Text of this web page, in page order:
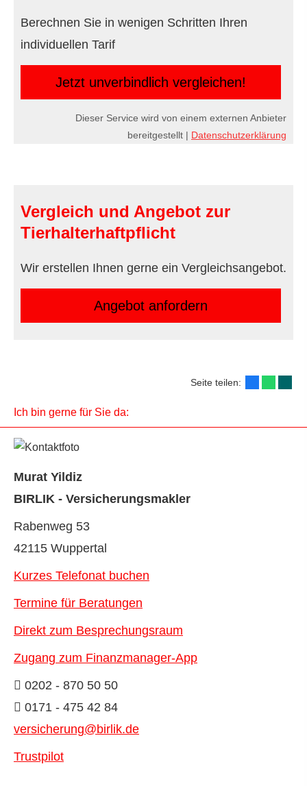
Berechnen Sie in wenigen Schritten Ihren
individuellen Tarif
Jetzt unverbindlich ver­gleichen!
Dieser Service wird von einem externen Anbieter
bereitgestellt | Datenschutzerklärung
Vergleich und Angebot zur
Tierhalterhaftpflicht
Wir erstellen Ihnen gerne ein Vergleichsangebot.
An­ge­bot an­for­dern
Seite teilen:
Ich bin gerne für Sie da:
Murat Yildiz
BIRLIK - Ver­sicherungs­makler
Rabenweg 53
42115 Wuppertal
Kurzes Telefonat buchen
Termine für Beratungen
Direkt zum Besprechungsraum
Zugang zum Finanzmanager-App
0202 - 870 50 50
0171 - 475 42 84
versicherung@birlik.de
Trustpilot